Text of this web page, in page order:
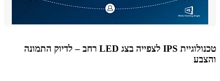
טכנולוגיית IPS לצפייה בצג LED רחב – לדיוק התמונה